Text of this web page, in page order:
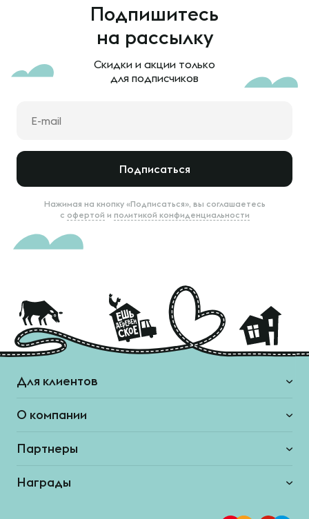
Подпишитесь
на рассылку
Скидки и акции только
для подписчиков
Подписаться
Нажимая на кнопку «Подписаться», вы соглашаетесь
с офертой и политикой конфиденциальности
Для клиентов
О компании
Партнеры
Награды